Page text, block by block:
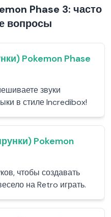
Phase 3: часто
вопросы
Pokemon Phase
звуки
в стиле Incredibox!
Pokemon
чтобы создавать
на Retro играть.